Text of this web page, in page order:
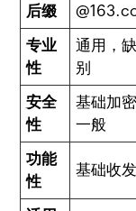
后缀
专业
性
通用，
别
安全
性
基础加
一般
功能
性
基础收